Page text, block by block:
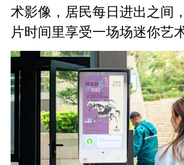
术影像，居民每日进出之间
片时间里享受一场场迷你艺